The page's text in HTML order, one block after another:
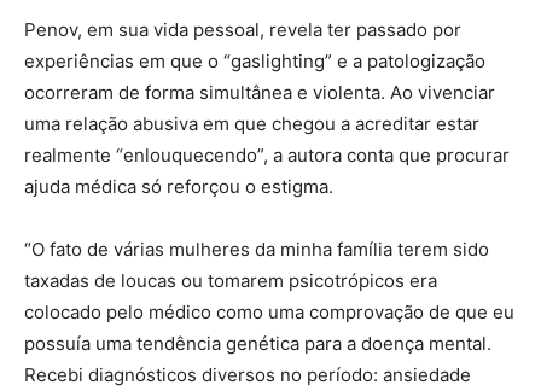
Penov, em sua vida pessoal, revela ter passado por
experiências em que o “gaslighting” e a patologização
ocorreram de forma simultânea e violenta. Ao vivenciar
uma relação abusiva em que chegou a acreditar estar
realmente “enlouquecendo”, a autora conta que procurar
ajuda médica só reforçou o estigma.
“O fato de várias mulheres da minha família terem sido
taxadas de loucas ou tomarem psicotrópicos era
colocado pelo médico como uma comprovação de que eu
possuía uma tendência genética para a doença mental.
Recebi diagnósticos diversos no período: ansiedade